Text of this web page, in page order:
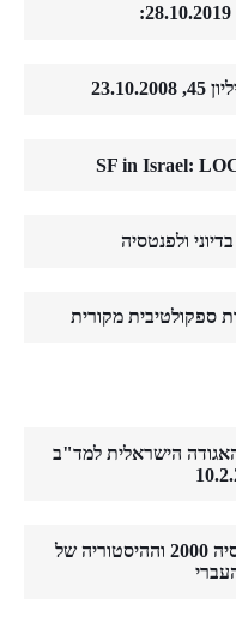
SF in Israel:
ולפנטסיה
ספקולטיבית מקורית
2000" באתר האגודה הישראלית למד"ב
פודקסט "עושים היסטוריה": פנטסיה 2000 וההיסטוריה של